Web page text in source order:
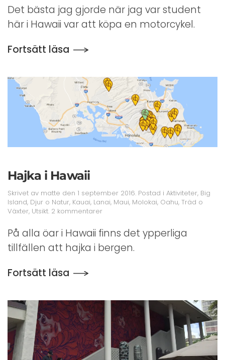
och
Köra
MC
Det bästa jag gjorde när jag var student
här i Hawaii var att köpa en motorcykel.
Fortsätt läsa
Hajka i Hawaii
Skrivet av matte den 1 september 2016. Postad i Aktiviteter, Big
Island, Djur o Natur, Kauai, Lanai, Maui, Molokai, Oahu, Träd o
Växter, Utsikt. 2 kommentarertill
i
Hawaii
På alla öar i Hawaii finns det ypperliga
tillfällen att hajka i bergen.
Fortsätt läsa